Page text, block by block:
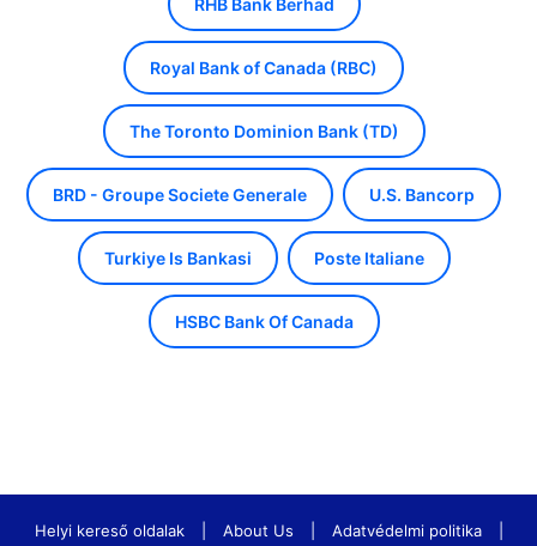
RHB Bank Berhad
Royal Bank of Canada (RBC)
The Toronto Dominion Bank (TD)
BRD - Groupe Societe Generale U.S. Bancorp
Turkiye Is Bankasi Poste Italiane
HSBC Bank Of Canada
Helyi kereső oldalak About Us Adatvédelmi politika